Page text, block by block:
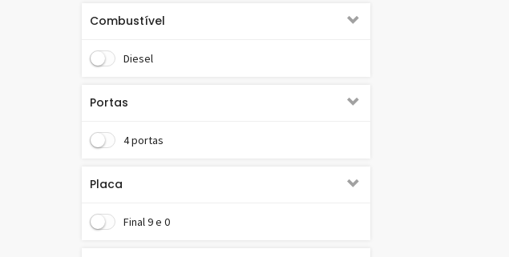
Combustível
Diesel
Portas
4 portas
Placa
Final 9 e 0